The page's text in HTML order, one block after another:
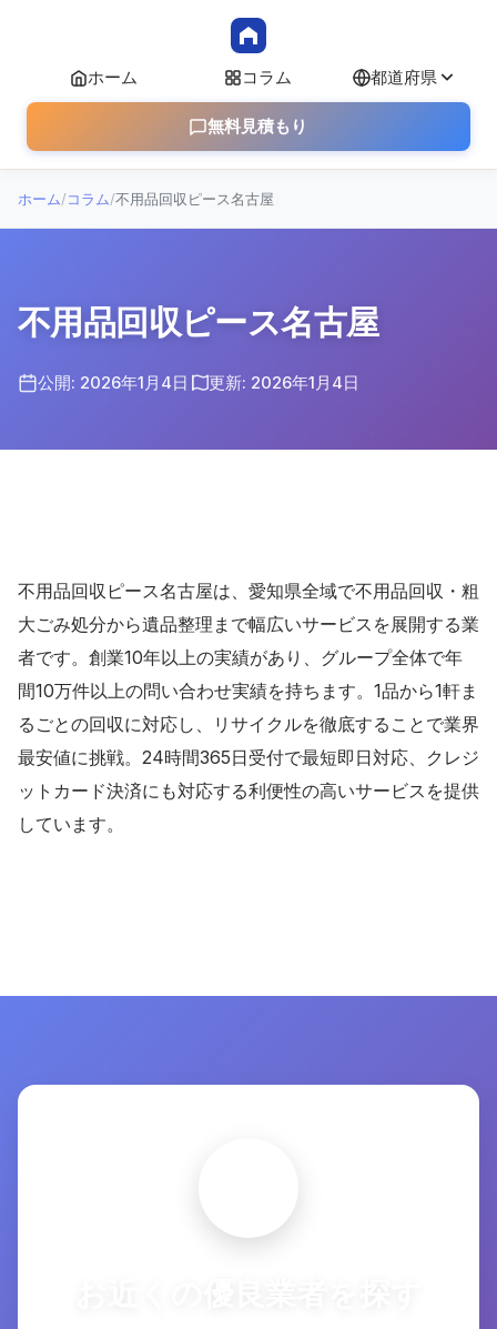
ホーム コラム 都道府県
無料見積もり
ホーム/コラム/不用品回収ピース名古屋
不用品回収ピース名古屋
公開: 2026年1月4日 更新: 2026年1月4日
不用品回収ピース名古屋は、愛知県全域で不用品回収・粗
大ごみ処分から遺品整理まで幅広いサービスを展開する業
者です。創業10年以上の実績があり、グループ全体で年
間10万件以上の問い合わせ実績を持ちます。1品から1軒ま
るごとの回収に対応し、リサイクルを徹底することで業界
最安値に挑戦。24時間365日受付で最短即日対応、クレジ
ットカード決済にも対応する利便性の高いサービスを提供
しています。